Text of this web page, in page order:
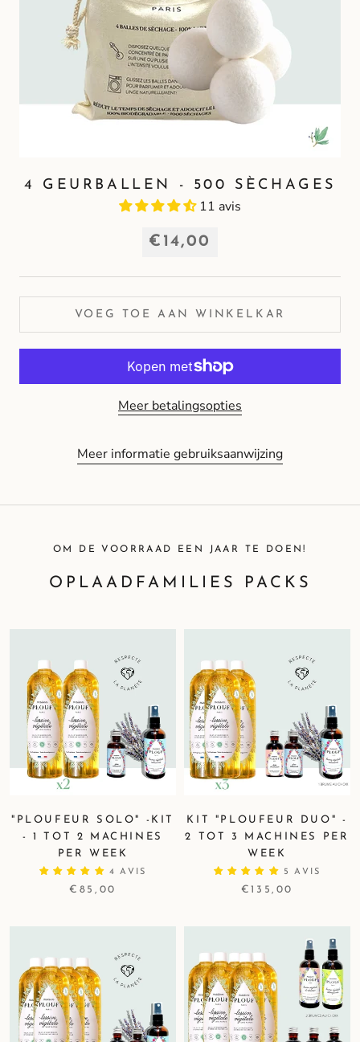
4 GEURBALLEN - 500 SÈCHAGES
11 avis
€14,00
VOEG TOE AAN WINKELKAR
Meer betalingsopties
Meer informatie gebruiksaanwijzing
OM DE VOORRAAD EEN JAAR TE DOEN!
OPLAADFAMILIES PACKS
"PLOUFEUR SOLO" -KIT
- 1 TOT 2 MACHINES
PER WEEK
4 AVIS
€85,00
KIT "PLOUFEUR DUO" -
2 TOT 3 MACHINES PER
WEEK
5 AVIS
€135,00